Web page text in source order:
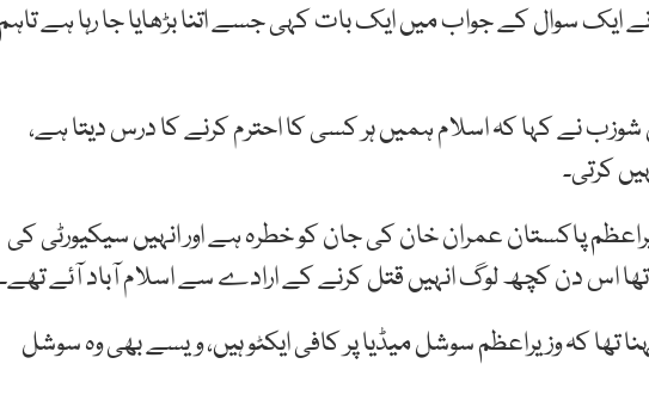
نے ایک سوال کے جواب میں ایک بات کہی جسے اتنا بڑھایا جا رہا ہے
شوزب نے کہا کہ اسلام ہمیں ہر کسی کا احترم کرنے کا درس دیتا ہے،
کرتی۔
پاکستان عمران خان کی جان کو خطرہ ہے اور انہیں سیکیورٹی کی
اس دن کچھ لوگ انہیں قتل کرنے کے ارادے سے اسلام آباد آئے تھے۔
تھا کہ وزیراعظم سوشل میڈیا پر کافی ایکٹو ہیں، ویسے بھی وہ سوشل